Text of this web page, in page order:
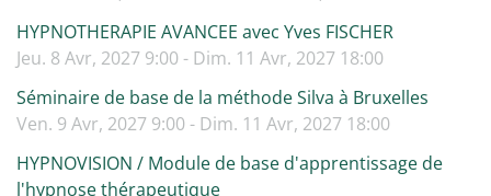
HYPNOTHERAPIE AVANCEE avec Yves FISCHER
Jeu. 8 Avr, 2027 9:00 - Dim. 11 Avr, 2027 18:00
Séminaire de base de la méthode Silva à Bruxelles
Ven. 9 Avr, 2027 9:00 - Dim. 11 Avr, 2027 18:00
HYPNOVISION / Module de base d'apprentissage de
l'hypnose thérapeutique